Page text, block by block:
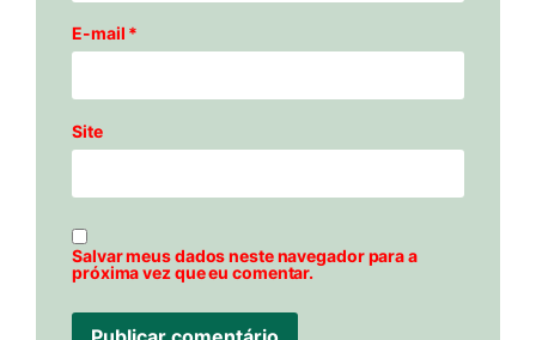
E-mail *
Site
Salvar meus dados neste navegador para a
próxima vez que eu comentar.